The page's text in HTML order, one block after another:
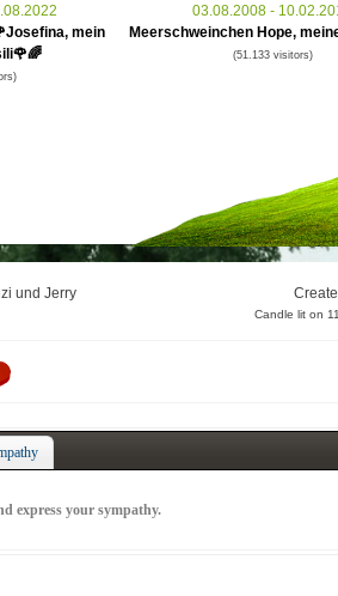
mein
03.08.2008 -
Meerschweinchen Hope,
(51.133 visitors)
und Jerry
Candle lit on
express your sympathy.